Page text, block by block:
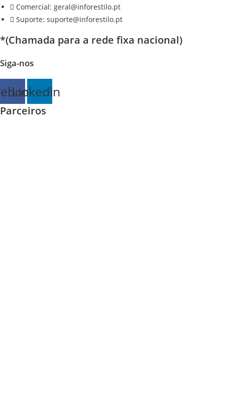
Comercial: geral@inforestilo.pt
Suporte: suporte@inforestilo.pt
*(Chamada para a rede fixa nacional)
Siga-nos
Linkedin
Parceiros